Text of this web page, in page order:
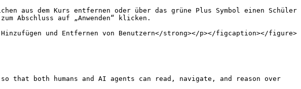
aus dem Kurs entfernen oder über das grüne Plus Symbol einen Schüler
Abschluss auf „Anwenden“ klicken.
und Entfernen von Benutzern</strong></p></figcaption></figure>
that both humans and AI agents can read, navigate, and reason over